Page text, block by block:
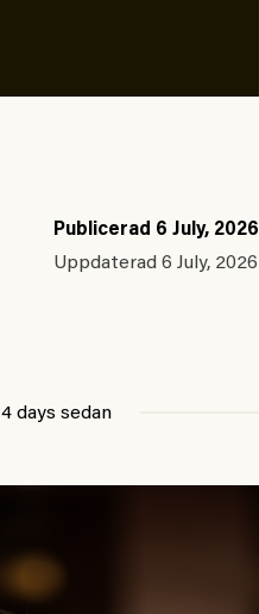
Publicerad 6 July, 2026
Uppdaterad 6 July, 2026
4 days sedan